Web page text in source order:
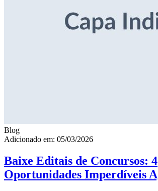
Blog
Adicionado em: 05/03/2026
Baixe Editais de Concursos: 4
Oportunidades Imperdíveis